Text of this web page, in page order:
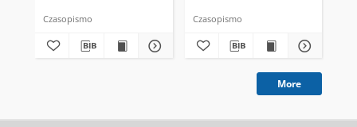
Czasopismo Czasopismo
More